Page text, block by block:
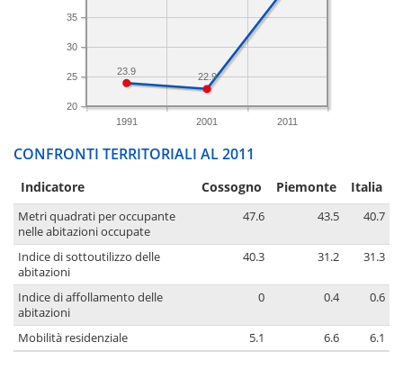
1991 2001 2011
20
25
30
35
22.9
23.9
CONFRONTI TERRITORIALI AL 2011
Indicatore Cossogno Piemonte Italia
Metri quadrati per occupante
nelle abitazioni occupate
47.6 43.5 40.7
Indice di sottoutilizzo delle
abitazioni
40.3 31.2 31.3
Indice di affollamento delle
abitazioni
0 0.4 0.6
Mobilità residenziale 5.1 6.6 6.1